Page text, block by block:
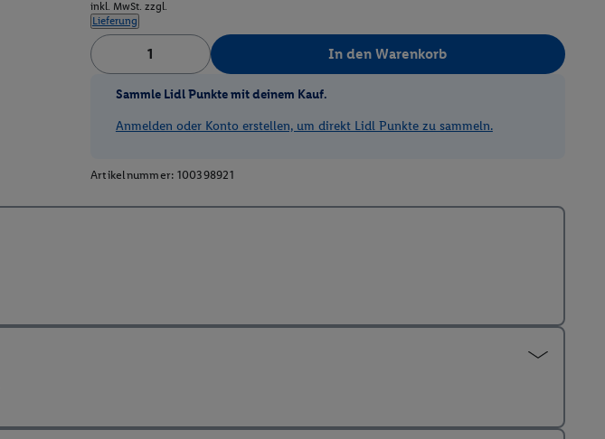
inkl. MwSt. zzgl.
Lieferung
In den Warenkorb
Sammle Lidl Punkte mit deinem Kauf.
Anmelden oder Konto erstellen, um direkt Lidl Punkte zu sammeln.
Artikelnummer: 100398921